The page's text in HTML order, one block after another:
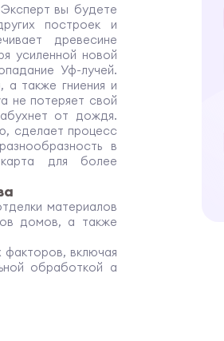
вы будете
построек и
древесине
усиленной новой
Уф-лучей.
а также гниения и
не потеряет свой
от дождя.
сделает процесс
в
для более
материалов
домов, а также
факторов, включая
обработкой а